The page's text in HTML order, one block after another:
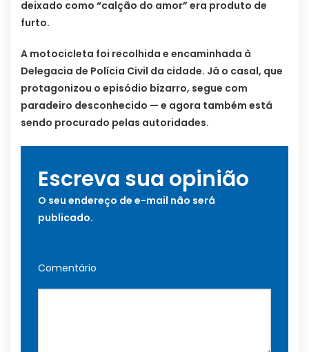
deixado como “calção do amor” era produto de
furto.
A motocicleta foi recolhida e encaminhada à
Delegacia de Polícia Civil da cidade. Já o casal, que
protagonizou o episódio bizarro, segue com
paradeiro desconhecido — e agora também está
sendo procurado pelas autoridades.
Escreva sua opinião
O seu endereço de e-mail não será
publicado.
Comentário